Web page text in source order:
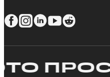
ПРОСТО